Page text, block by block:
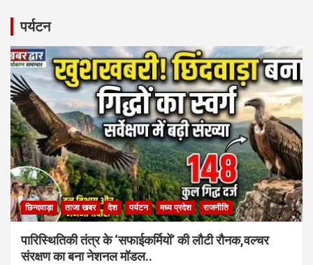
b
o
o
k
A
p
p
पर्यटन
छिन्दवाड़ा ताजा खबर देश पर्यटन मध्य प्रदेश राजनीति
पारिस्थितिकी तंत्र के ‘सफाईकर्मियों’ की लौटी रौनक,वल्चर
संरक्षण का बना नेशनल मॉडल..